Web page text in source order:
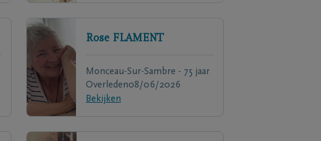
Rose FLAMENT
Monceau-Sur-Sambre - 75 jaar
Overleden08/06/2026
Bekijken